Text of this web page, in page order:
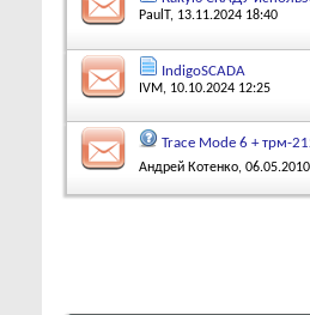
PaulT , 13.11.2024 18:40
IndigoSCADA
IVM, 10.10.2024 12:25
Trace Mode 6 + трм-
Андрей Котенко,